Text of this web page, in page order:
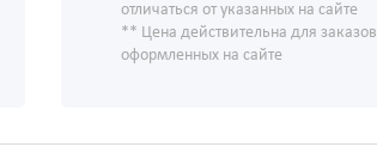
отличаться от указанных на сайте
** Цена действительна для
оформленных на сайте